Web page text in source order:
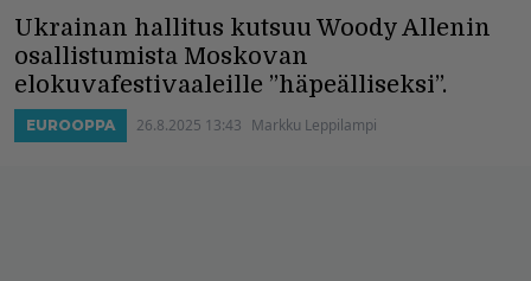
Ukrainan hallitus kutsuu Woody Allenin
osallistumista Moskovan
elokuvafestivaaleille ”häpeälliseksi”.
EUROOPPA 26.8.2025 13:43 Markku Leppilampi